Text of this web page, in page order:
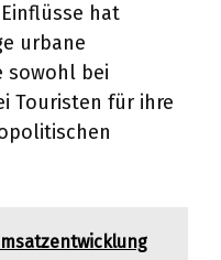
hat
urbane
sowohl bei
Touristen für ihre